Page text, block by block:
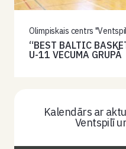
Olimpiskais centrs
“BEST BALTIC
U-11 VECUMA GRUPĀ
Kalendārs ar
Ventspilī